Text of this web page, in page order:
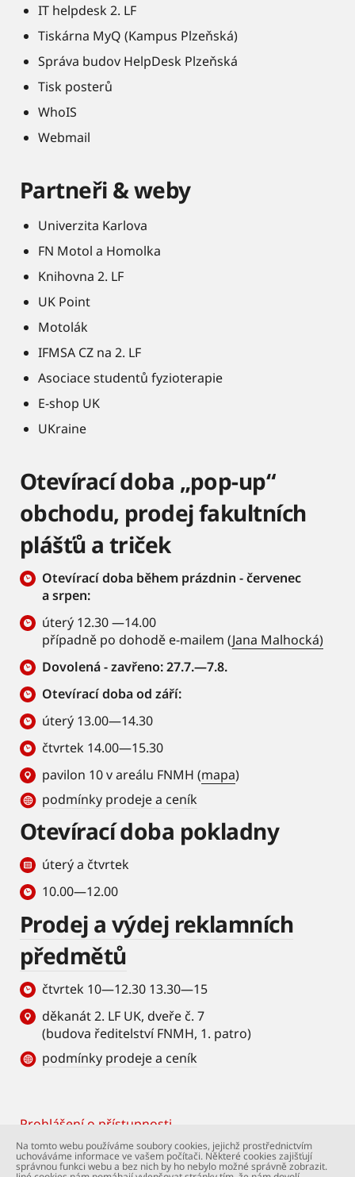
IT helpdesk 2. LF
Tiskárna MyQ (Kampus Plzeňská)
Správa budov HelpDesk Plzeňská
Tisk posterů
WhoIS
Webmail
Partneři & weby
Univerzita Karlova
FN Motol a Homolka
Knihovna 2. LF
UK Point
Motolák
IFMSA CZ na 2. LF
Asociace studentů fyzioterapie
E-shop UK
UKraine
Otevírací doba „pop-up“
obchodu, prodej fakultních
plášťů a triček
Otevírací doba během prázdnin - červenec
a srpen:
úterý 12.30 —14.00
případně po dohodě e-mailem (Jana Malhocká)
Dovolená - zavřeno: 27.7.—7.8.
Otevírací doba od září:
úterý 13.00—14.30
čtvrtek 14.00—15.30
pavilon 10 v areálu FNMH (mapa)
podmínky prodeje a ceník
Otevírací doba pokladny
úterý a čtvrtek
10.00—12.00
Prodej a výdej reklamních
předmětů
čtvrtek 10—12.30 13.30—15
děkanát 2. LF UK, dveře č. 7
(budova ředitelství FNMH, 1. patro)
podmínky prodeje a ceník
Footer
Prohlášení o přístupnosti
© Univerzita Karlova – 2. lékařská fakulta. Všechna
Na tomto webu používáme soubory cookies, jejichž prostřednictvím
uchováváme informace ve vašem počítači. Některé cookies zajišťují
správnou funkci webu a bez nich by ho nebylo možné správně zobrazit.